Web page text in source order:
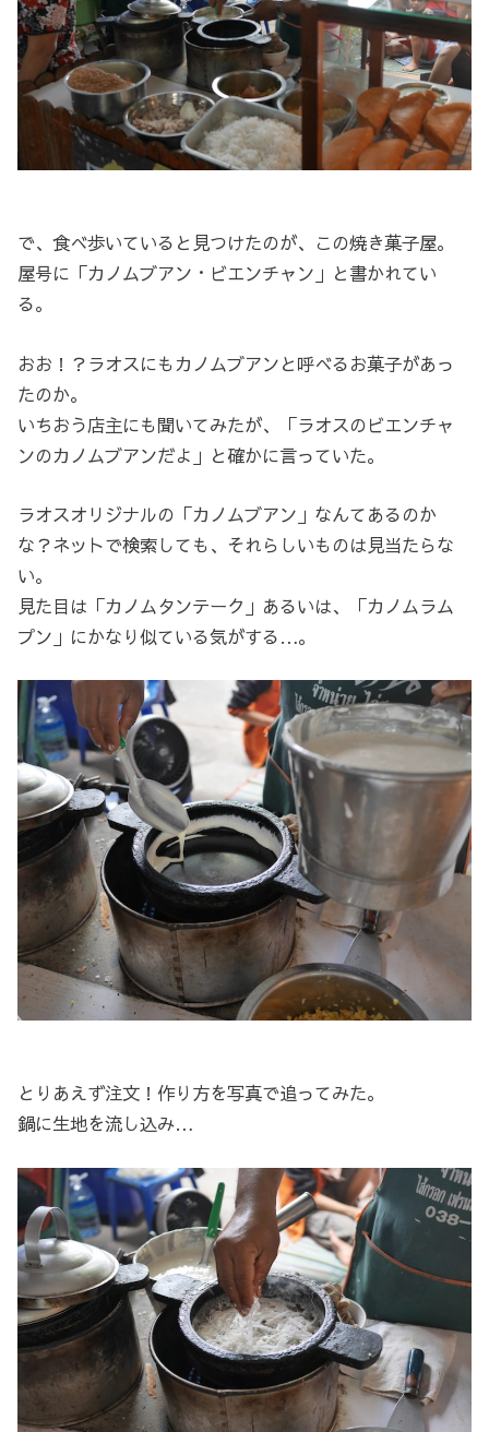
で、食べ歩いていると見つけたのが、この焼き菓子屋。
屋号に「カノムブアン・ビエンチャン」と書かれてい
る。
おお！？ラオスにもカノムブアンと呼べるお菓子があっ
たのか。
いちおう店主にも聞いてみたが、「ラオスのビエンチャ
ンのカノムブアンだよ」と確かに言っていた。
ラオスオリジナルの「カノムブアン」なんてあるのか
な？ネットで検索しても、それらしいものは見当たらな
い。
見た目は「カノムタンテーク」あるいは、「カノムラム
プン」にかなり似ている気がする…。
とりあえず注文！作り方を写真で追ってみた。
鍋に生地を流し込み…